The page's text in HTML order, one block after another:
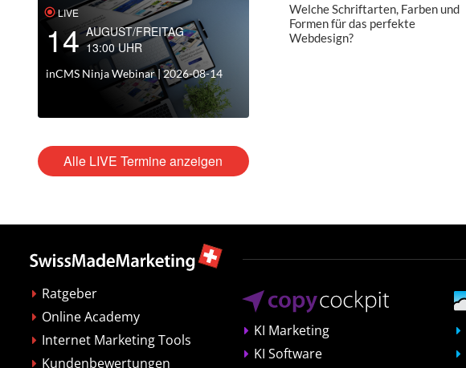
LIVE
14 AUGUST/FREITAG
13:00 UHR
inCMS Ninja Webinar | 2026-08-14
Alle LIVE Termine anzeigen
Welche Schriftarten, Farben und
Formen für das perfekte
Webdesign?
Ratgeber
Online Academy
Internet Marketing Tools
Kundenbewertungen
KI Marketing
KI Software